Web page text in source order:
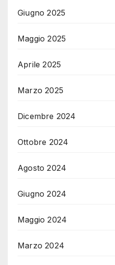
Giugno 2025
Maggio 2025
Aprile 2025
Marzo 2025
Dicembre 2024
Ottobre 2024
Agosto 2024
Giugno 2024
Maggio 2024
Marzo 2024